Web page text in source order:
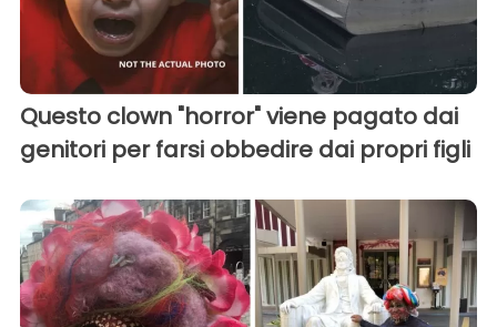
Questo clown "horror" viene pagato dai
genitori per farsi obbedire dai propri figli